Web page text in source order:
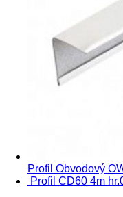
Profil Obvodový
Profil CD60 4m